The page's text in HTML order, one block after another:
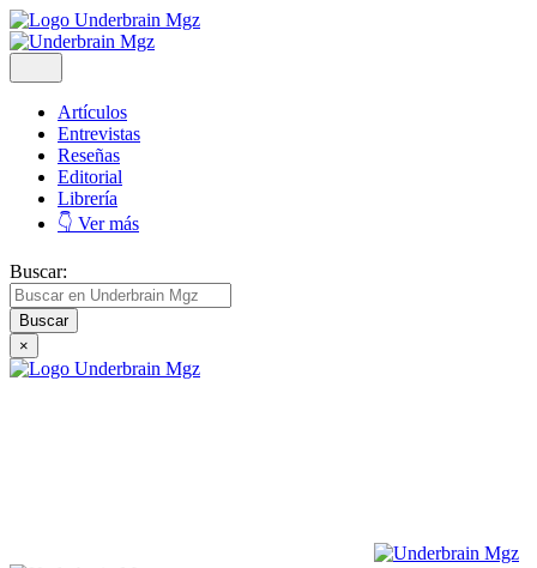
Artículos
Entrevistas
Reseñas
Editorial
Librería
👇 Ver más
Buscar:
×